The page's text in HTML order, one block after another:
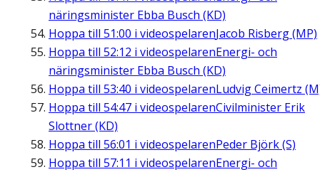
näringsminister Ebba Busch (KD)
Hoppa till 51:00 i videospelarenJacob Risberg (MP)
Hoppa till 52:12 i videospelarenEnergi- och
näringsminister Ebba Busch (KD)
Hoppa till 53:40 i videospelarenLudvig Ceimertz
Hoppa till 54:47 i videospelarenCivilminister Erik
Slottner (KD)
Hoppa till 56:01 i videospelarenPeder Björk (S)
Hoppa till 57:11 i videospelarenEnergi- och